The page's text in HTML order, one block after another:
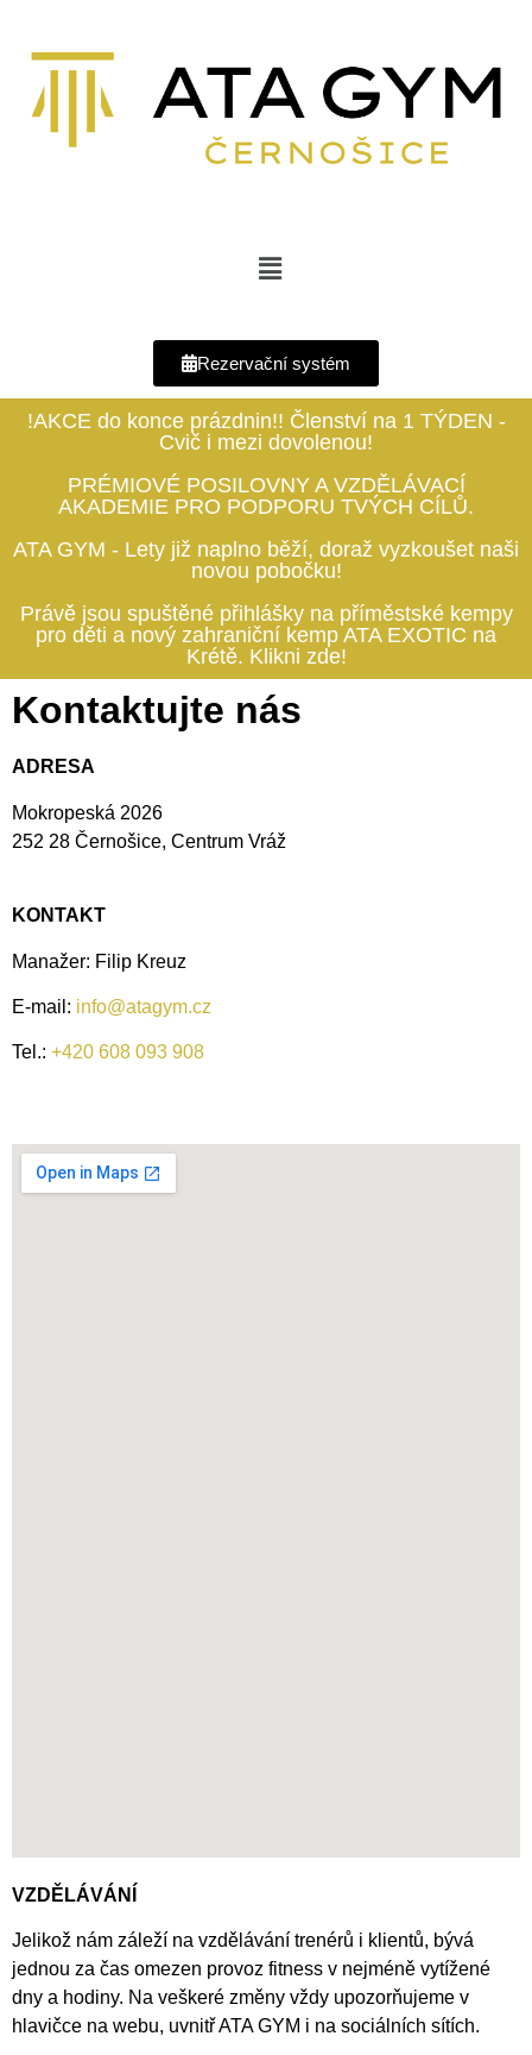
Rezervační systém
!AKCE do konce prázdnin!! Členství na 1 TÝDEN -
Cvič i mezi dovolenou!
PRÉMIOVÉ POSILOVNY A VZDĚLÁVACÍ
AKADEMIE PRO PODPORU TVÝCH CÍLŮ.
ATA GYM - Lety již naplno běží, doraž vyzkoušet naši
novou pobočku!
Právě jsou spuštěné přihlášky na příměstské kempy
pro děti a nový zahraniční kemp ATA EXOTIC na
Krétě. Klikni zde!
Kontaktujte nás
ADRESA
Mokropeská 2026
252 28 Černošice, Centrum Vráž
KONTAKT
Manažer: Filip Kreuz
E-mail: info@atagym.cz
Tel.: +420 608 093 908
VZDĚLÁVÁNÍ
Jelikož nám záleží na vzdělávání trenérů i klientů, bývá
jednou za čas omezen provoz fitness v nejméně vytížené
dny a hodiny. Na veškeré změny vždy upozorňujeme v
hlavičce na webu, uvnitř ATA GYM i na sociálních sítích.